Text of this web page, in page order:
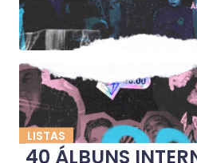
LISTAS
40 ÁLBUNS